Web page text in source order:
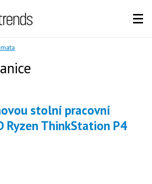
Ryzen ThinkStation P4